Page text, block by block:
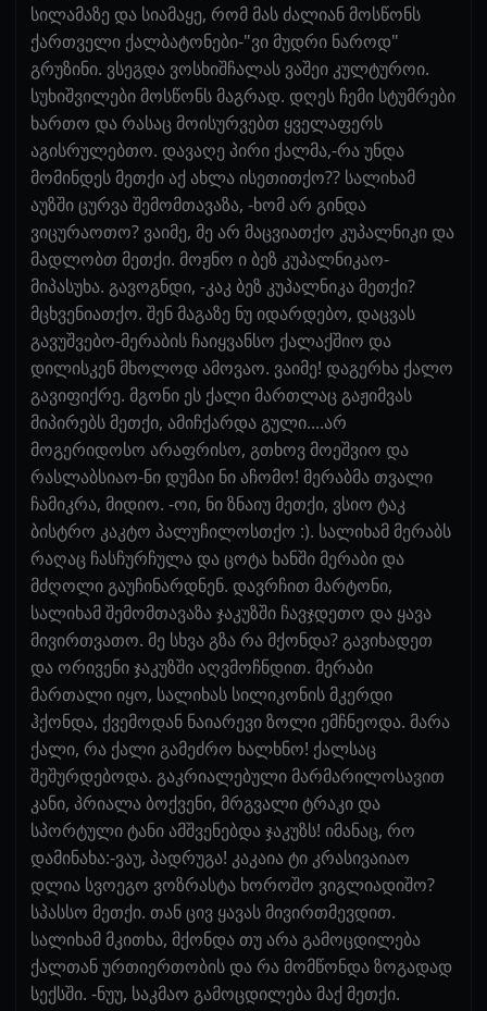
სილამაზე და სიამაყე, რომ მას ძალიან მოსწონს
ქართველი ქალბატონები-"ვი მუდრი ნაროდ"
გრუზინი. ვსეგდა ვოსხიშჩალას ვაშეი კულტუროი.
სუხიშვილები მოსწონს მაგრად. დღეს ჩემი სტუმრები
ხართო და რასაც მოისურვებთ ყველაფერს
აგისრულებთო. დავაღე პირი ქალმა,-რა უნდა
მომინდეს მეთქი აქ ახლა ისეთითქო?? სალიხამ
აუზში ცურვა შემომთავაზა, -ხომ არ გინდა
ვიცურაოთო? ვაიმე, მე არ მაცვიათქო კუპალნიკი და
მადლობთ მეთქი. მოჟნო ი ბეზ კუპალნიკაო-
მიპასუხა. გავოგნდი, -კაკ ბეზ კუპალნიკა მეთქი?
მცხვენიათქო. შენ მაგაზე ნუ იდარდებო, დაცვას
გავუშვებო-მერაბის ჩაიყვანსო ქალაქშიო და
დილისკენ მხოლოდ ამოვაო. ვაიმე! დაგერხა ქალო
გავიფიქრე. მგონი ეს ქალი მართლაც გაჟიმვას
მიპირებს მეთქი, ამიჩქარდა გული....არ
მოგერიდოსო არაფრისო, გთხოვ მოეშვიო და
რასლაბსიაო-ნი დუმაი ნი აჩომო! მერაბმა თვალი
ჩამიკრა, მიდიო. -ოი, ნი ზნაიუ მეთქი, ვსიო ტაკ
ბისტრო კაკტო პალუჩილოსთქო :). სალიხამ მერაბს
რაღაც ჩასჩურჩულა და ცოტა ხანში მერაბი და
მძღოლი გაუჩინარდნენ. დავრჩით მარტონი,
სალიხამ შემომთავაზა ჯაკუზში ჩავჯდეთო და ყავა
მივირთვათო. მე სხვა გზა რა მქონდა? გავიხადეთ
და ორივენი ჯაკუზში აღვმოჩნდით. მერაბი
მართალი იყო, სალიხას სილიკონის მკერდი
ჰქონდა, ქვემოდან ნაიარევი ზოლი ემჩნეოდა. მარა
ქალი, რა ქალი გამეძრო ხალხნო! ქალსაც
შეშურდებოდა. გაკრიალებული მარმარილოსავით
კანი, პრიალა ბოქვენი, მრგვალი ტრაკი და
სპორტული ტანი ამშვენებდა ჯაკუზს! იმანაც, რო
დამინახა:-ვაუ, პადრუგა! კაკაია ტი კრასივაიაო
დლია სვოეგო ვოზრასტა ხოროშო ვიგლიადიშო?
სპასსო მეთქი. თან ცივ ყავას მივირთმევდით.
სალიხამ მკითხა, მქონდა თუ არა გამოცდილება
ქალთან ურთიერთობის და რა მომწონდა ზოგადად
სექსში. -ნუუ, საკმაო გამოცდილება მაქ მეთქი.